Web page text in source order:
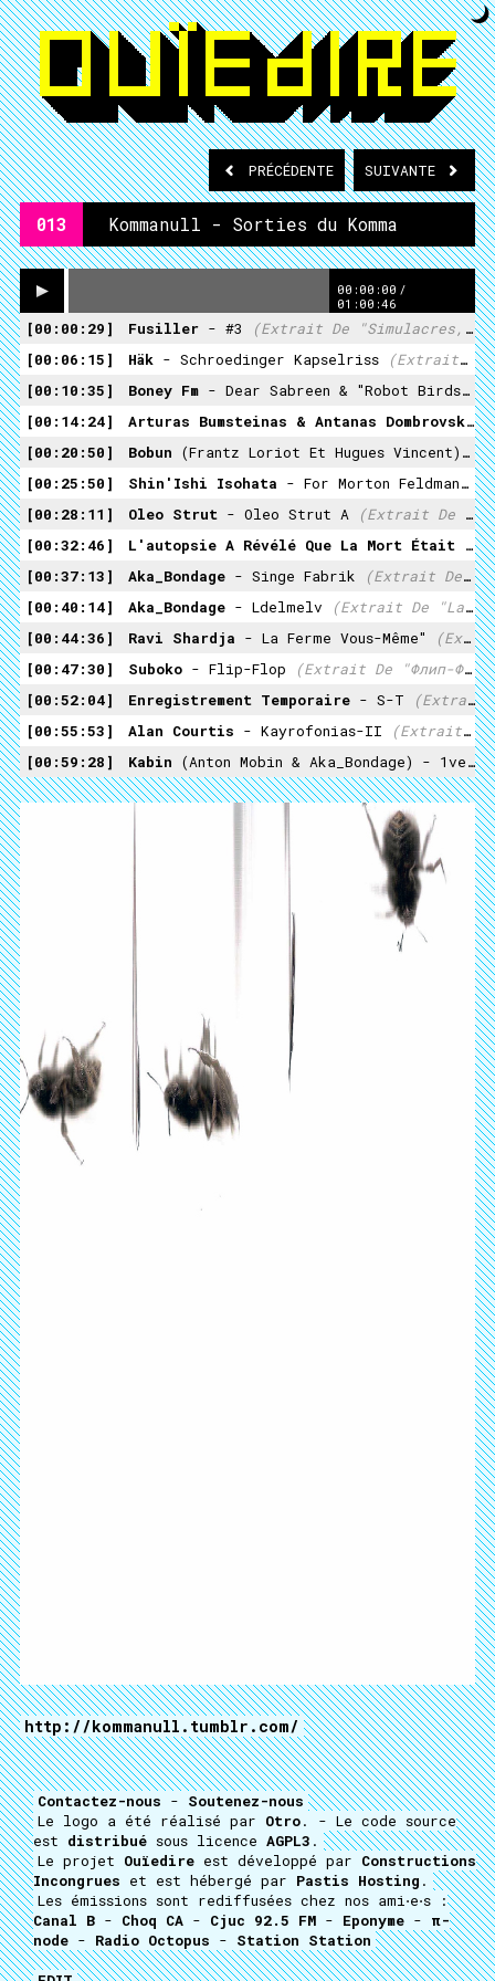
PRÉCÉDENTE SUIVANTE
013 Kommanull - Sorties du Komma
00:00:00 /
01:00:46
00:00:29 Fusiller - #3
(extrait De "Simulacres, Vol. 2" / KN-SplitK7-05, 2016)
00:06:15
Häk - Schroedinger Kapselriss
(extrait De "Häks Musik For Molekularsynthetiser" / KN-SplitK7-03, 2013)
00:10:35
Boney Fm - Dear Sabreen & "Robot Birds
00:14:24
Arturas Bumsteinas & Antanas Dombrovsky -
00:20:50
Bobun (Frantz Loriot Et Hugues Vincent) - O
00:25:50
Shin'Ishi Isohata - For Morton Feldman (
00:28:11
Oleo Strut - Oleo Strut A
(extrait De "Non Vogliamo Un Paradiso" / Kommanull 08, 2013)
00:32:46
L'autopsie A Révélé Que La Mort Était Due À L'autopsie
00:37:13
Aka_Bondage - Singe Fabrik
(extrait De "Singe Fabrik" / Kommanull03, 2010)
00:40:14
Aka_Bondage - Ldelmelv
(extrait De "La Distorsion Entre Les Morts Et Les Vivants" / Kommanull, 2012)
00:44:36
Ravi Shardja - La Ferme Vous-Même"
(extrait De "La Ferme Vous-Même" / KN-SplitK7-01, 2012)
00:47:30
Suboko - Flip-Flop
(extrait De "флип-Флоп" / KN-SplitK7-02, 2013)
00:52:04
Enregistrement Temporaire - S-T
(extrait De "Clusters Animés" / KN-SplitK7-01, 2012)
00:55:53
Alan Courtis - Kayrofonias-II
(extrait De "Untitled" - KN-SplitK7-03, 2013)
00:59:28
Kabin (Anton Mobin & Aka_Bondage) - 1vendredi13
http://kommanull.tumblr.com/
Contactez-nous - Soutenez-nous
Le logo a été réalisé par Otro. - Le code source
est distribué sous licence AGPL3 .
Le projet Ouïedire est développé par Constructions
Incongrues et est hébergé par Pastis Hosting .
Les émissions sont rediffusées chez nos ami⋅e⋅s :
Canal B - Choq CA - Cjuc 92.5 FM - Eponyme - π-
node - Radio Octopus - Station Station